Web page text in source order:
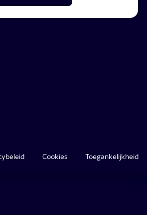
Cookies Toegankelijkheid